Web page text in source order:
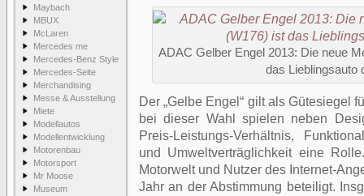
Maybach
MBUX
McLaren
Mercedes me
Mercedes-Benz Style
Mercedes-Seite
Merchandising
Messe & Ausstellung
Miete
Modellautos
Modellentwicklung
Motorenbau
Motorsport
Mr Moose
Museum
ADAC Gelber Engel 2013: Die neue
das Lieblingsauto
Der „Gelbe Engel“ gilt als Gütesiegel
bei dieser Wahl spielen neben
Preis-Leistungs-Verhältnis,
und Umweltverträglichkeit eine
Motorwelt und Nutzer des Internet-
Jahr an der Abstimmung beteiligt.